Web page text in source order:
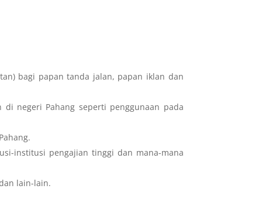
bagi papan tanda jalan, papan iklan dan
di negeri Pahang seperti penggunaan pada
institusi pengajian tinggi dan mana-mana
lain-lain.